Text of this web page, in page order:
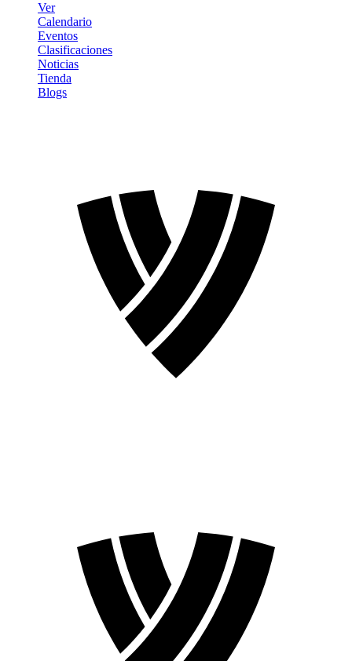
Ver
Calendario
Eventos
Clasificaciones
Noticias
Tienda
Blogs